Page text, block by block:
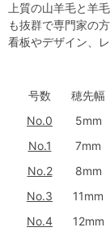
上質の山羊毛と羊
も抜群で専門家の
看板やデザイン、
号数 穂先幅
No.0
5mm
No.1
7mm
No.2
8mm
No.3
11mm
No.4
12mm